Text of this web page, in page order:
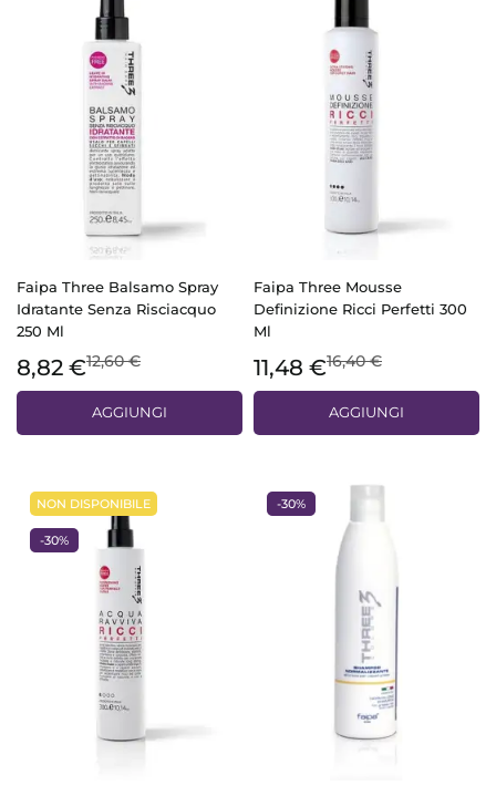
Faipa Three Balsamo Spray
Idratante Senza Risciacquo
250 Ml
8,82 €12,60 €
AGGIUNGI
Faipa Three Mousse
Definizione Ricci Perfetti 300
Ml
11,48 €16,40 €
AGGIUNGI
NON DISPONIBILE
-30%
-30%